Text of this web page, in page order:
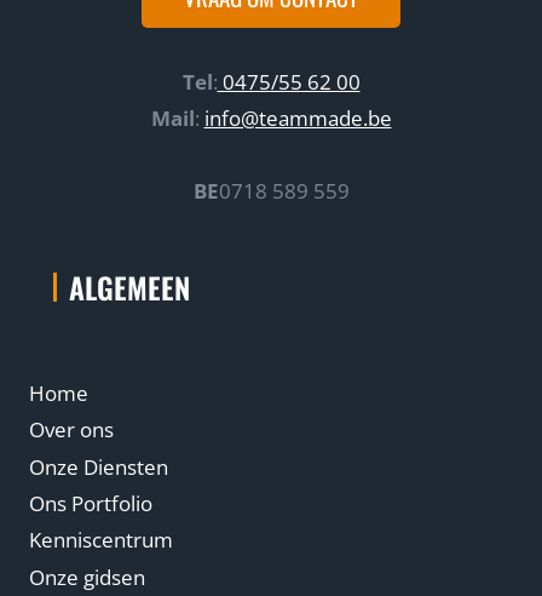
Tel: 0475/55 62 00
Mail: info@teammade.be
BE0718 589 559
ALGEMEEN
Home
Over ons
Onze Diensten
Ons Portfolio
Kenniscentrum
Onze gidsen